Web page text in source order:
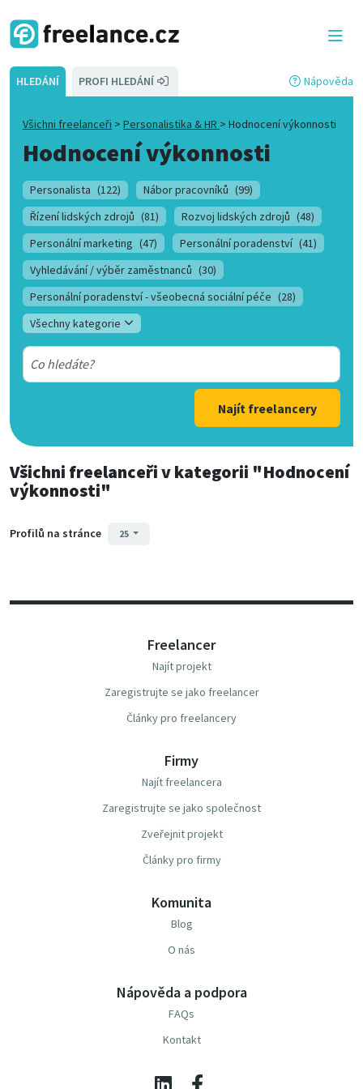
HLEDÁNÍ PROFI HLEDÁNÍ Nápověda
Všichni freelanceři > Personalistika & HR > Hodnocení výkonnosti
Hodnocení výkonnosti
Personalista (122) Nábor pracovníků (99)
Řízení lidských zdrojů (81) Rozvoj lidských zdrojů (48)
Personální marketing (47) Personální poradenství (41)
Vyhledávání / výběr zaměstnanců (30)
Personální poradenství - všeobecná sociální péče (28)
Všechny kategorie
Najít freelancery
Všichni freelanceřiv kategorii "Hodnocení
výkonnosti"
Profilů na stránce 25
Freelancer
Najít projekt
Zaregistrujte se jako freelancer
Články pro freelancery
Firmy
Najít freelancera
Zaregistrujte se jako společnost
Zveřejnit projekt
Články pro firmy
Komunita
Blog
O nás
Nápověda a podpora
FAQs
Kontakt